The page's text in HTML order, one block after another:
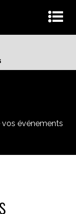
événements